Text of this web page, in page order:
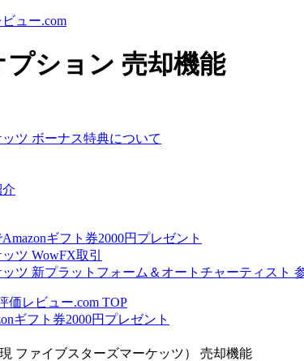
ュー.com
ション 売却機能
ツ ボーナス特典について
ギフト券2000円プレゼント
ツ WowFX取引
ツ 新プラットフォーム＆オートチャーティスト
価レビュー.com TOP
ギフト券2000円プレゼント
ファイブスターズマーケッツ） 売却機能